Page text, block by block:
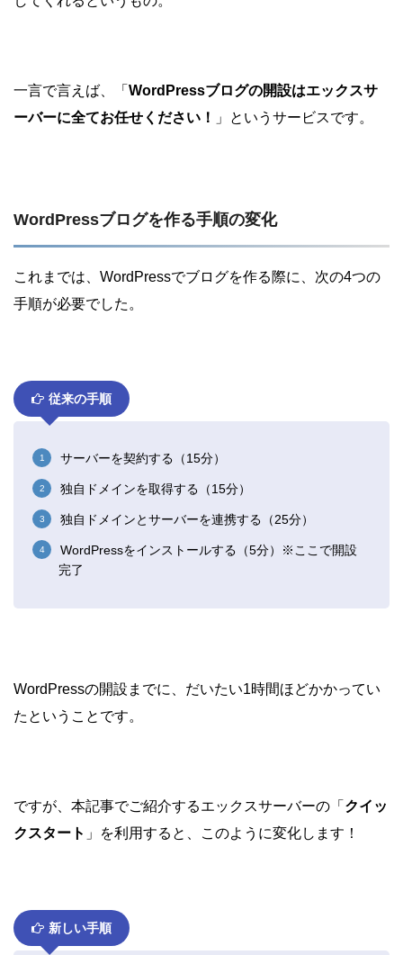
一言で言えば、「 WordPressブログの開設はエックスサ
ーバーに全てお任せください！
」というサービスです。
WordPressブログを作る手順の変化
これまでは、WordPressでブログを作る際に、次の4つの
手順が必要でした。
従来の手順
サーバーを契約する（15分）
独自ドメインを取得する（15分）
独自ドメインとサーバーを連携する（25分）
WordPressをインストールする（5分）※ここで開設
完了
WordPressの開設までに、だいたい1時間ほどかかってい
たということです。
ですが、本記事でご紹介するエックスサーバーの「 クイッ
クスタート 」を利用すると、このように変化します！
新しい手順